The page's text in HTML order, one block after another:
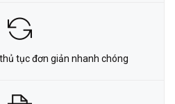
tục đơn giản nhanh chóng